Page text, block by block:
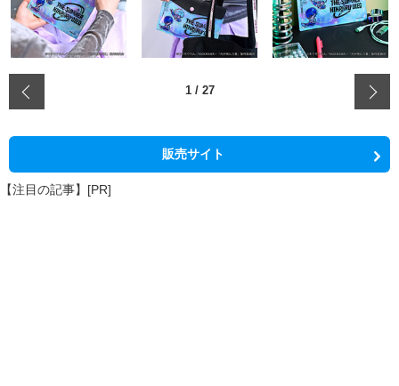
1/ 27
販売サイト
【注目の記事】[PR]